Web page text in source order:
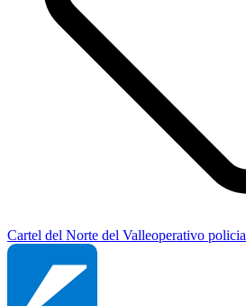
Cartel del Norte del Valleoperativo